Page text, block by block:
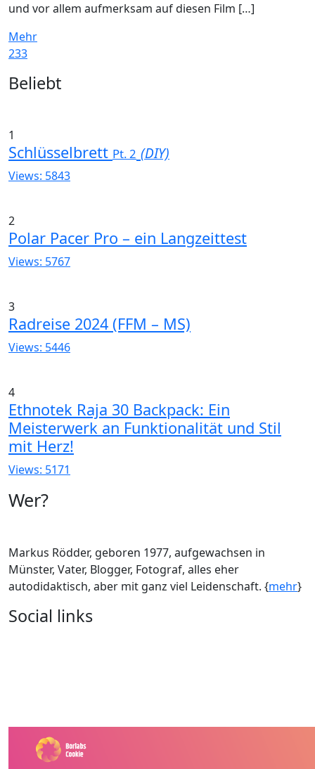
und vor allem aufmerksam auf diesen Film […]
Mehr
233
Widgets
Beliebt
1
Schlüsselbrett Pt. 2 (DIY)
Views: 5843
2
Polar Pacer Pro – ein Langzeittest
Views: 5767
3
Radreise 2024 (FFM – MS)
Views: 5446
4
Ethnotek Raja 30 Backpack: Ein
Meisterwerk an Funktionalität und Stil
mit Herz!
Views: 5171
Wer?
Markus Rödder, geboren 1977, aufgewachsen in
Münster, Vater, Blogger, Fotograf, alles eher
autodidaktisch, aber mit ganz viel Leidenschaft. {mehr}
Social links